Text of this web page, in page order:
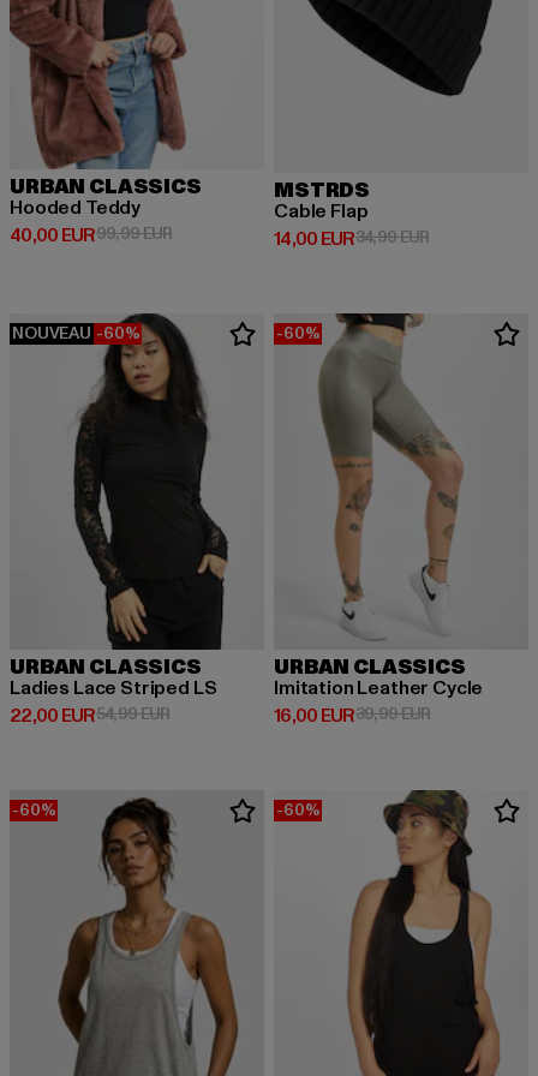
URBAN CLASSICS
Hooded Teddy
40,00 EUR
Prix courant: 40,00 EUR
99,99 EURPrix en promotion: 99,99 EUR
MSTRDS
Cable Flap
14,00 EUR
Prix courant: 14,00 EUR
34,99 EURPrix en
NOUVEAU -60%
URBAN CLASSICS
Ladies Lace Striped LS
22,00 EUR
Prix courant: 22,00 EUR
54,99 EURPrix en promotion: 54,99 EUR
-60%
URBAN CLASSICS
Imitation Leather Cycle
16,00 EUR
Prix courant: 16,00 EUR
39,99 EURPrix en
-60% -60%